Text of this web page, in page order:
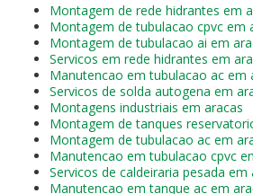
Montagem de rede hidrantes em
Montagem de tubulacao cpvc em
Montagem de tubulacao ai em
Servicos em rede hidrantes em
Manutencao em tubulacao ac em
Servicos de solda autogena em
Montagens industriais em aracas
Montagem de tanques
Montagem de tubulacao ac em
Manutencao em tubulacao cpvc
Servicos de caldeiraria pesada em
Manutencao em tanque ac em